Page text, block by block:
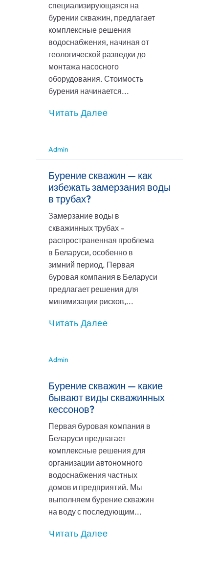
специализирующаяся на
бурении скважин, предлагает
комплексные решения
водоснабжения, начиная от
геологической разведки до
монтажа насосного
оборудования. Стоимость
бурения начинается...
Читать Далее
Admin
Бурение скважин — как
избежать замерзания воды
в трубах?
Замерзание воды в
скважинных трубах –
распространенная проблема
в Беларуси, особенно в
зимний период. Первая
буровая компания в Беларуси
предлагает решения для
минимизации рисков,...
Читать Далее
Admin
Бурение скважин — какие
бывают виды скважинных
кессонов?
Первая буровая компания в
Беларуси предлагает
комплексные решения для
организации автономного
водоснабжения частных
домов и предприятий. Мы
выполняем бурение скважин
на воду с последующим...
Читать Далее